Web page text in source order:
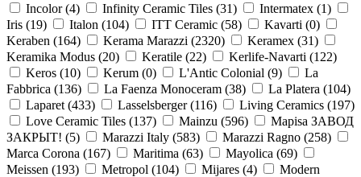
Incolor (4) Infinity Ceramic Tiles (31) Intermatex (1)
Iris (19) Italon (104) ITT Ceramic (58) Kavarti (0)
Keraben (164) Kerama Marazzi (2320) Keramex (31)
Keramika Modus (20) Keratile (22) Kerlife-Navarti (122)
Keros (10) Kerum (0) L'Antic Colonial (9)
La
Fabbrica (136) La Faenza Monoceram (38) La Platera (104)
Laparet (433) Lasselsberger (116) Living Ceramics (197)
Love Ceramic Tiles (137) Mainzu (596)
Mapisa ЗАВОД
ЗАКРЫТ! (5) Marazzi Italy (583) Marazzi Ragno (258)
Marca Corona (167) Maritima (63) Mayolica (69)
Meissen (193) Metropol (104) Mijares (4)
Modern